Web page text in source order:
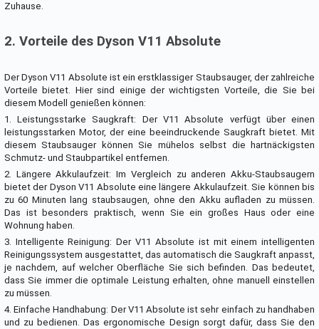
Zuhause.
2. Vorteile des Dyson V11 Absolute
Der Dyson V11 Absolute ist ein erstklassiger Staubsauger, der zahlreiche
Vorteile bietet. Hier sind einige der wichtigsten Vorteile, die Sie bei
diesem Modell genießen können:
1. Leistungsstarke Saugkraft: Der V11 Absolute verfügt über einen
leistungsstarken Motor, der eine beeindruckende Saugkraft bietet. Mit
diesem Staubsauger können Sie mühelos selbst die hartnäckigsten
Schmutz- und Staubpartikel entfernen.
2. Längere Akkulaufzeit: Im Vergleich zu anderen Akku-Staubsaugern
bietet der Dyson V11 Absolute eine längere Akkulaufzeit. Sie können bis
zu 60 Minuten lang staubsaugen, ohne den Akku aufladen zu müssen.
Das ist besonders praktisch, wenn Sie ein großes Haus oder eine
Wohnung haben.
3. Intelligente Reinigung: Der V11 Absolute ist mit einem intelligenten
Reinigungssystem ausgestattet, das automatisch die Saugkraft anpasst,
je nachdem, auf welcher Oberfläche Sie sich befinden. Das bedeutet,
dass Sie immer die optimale Leistung erhalten, ohne manuell einstellen
zu müssen.
4. Einfache Handhabung: Der V11 Absolute ist sehr einfach zu handhaben
und zu bedienen. Das ergonomische Design sorgt dafür, dass Sie den